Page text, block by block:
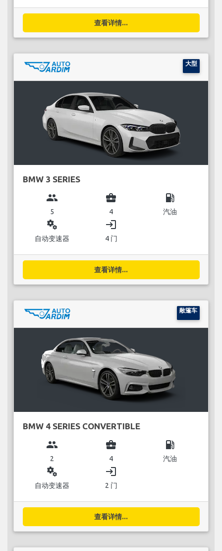
查看详情...
大型
BMW 3 SERIES
group
5
business_center
4
local_gas_station
汽油
miscellaneous_services
自动变速器
login
4 门
查看详情...
敞篷车
BMW 4 SERIES CONVERTIBLE
group
2
business_center
4
local_gas_station
汽油
miscellaneous_services
自动变速器
login
2 门
查看详情...